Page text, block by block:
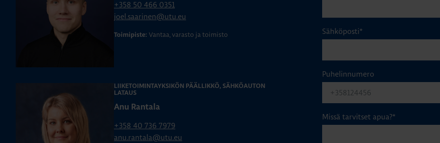
+358 50 466 0351
joel.saarinen@utu.eu
Toimipiste: Vantaa, varasto ja toimisto
LIIKETOIMINTAYKSIKÖN PÄÄLLIKKÖ, SÄHKÖAUTON
LATAUS
Anu Rantala
+358 40 736 7979
anu.rantala@utu.eu
Sähköposti*
Puhelinnumero
Missä tarvitset apua?*